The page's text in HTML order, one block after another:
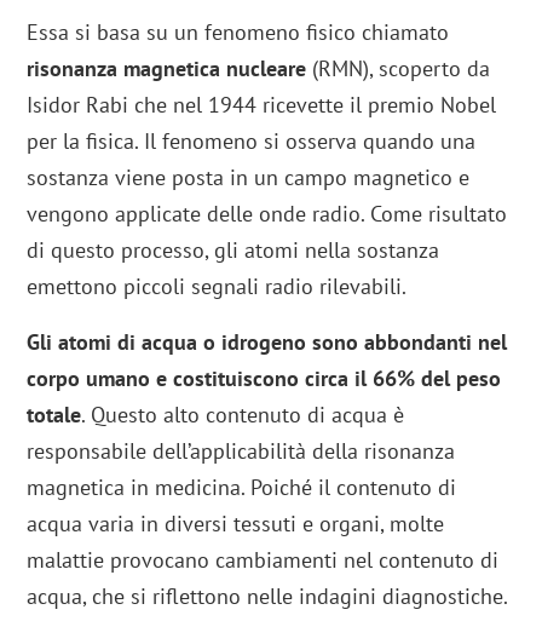
Essa si basa su un fenomeno fisico chiamato
risonanza magnetica nucleare (RMN), scoperto da
Isidor Rabi che nel 1944 ricevette il premio Nobel
per la fisica. Il fenomeno si osserva quando una
sostanza viene posta in un campo magnetico e
vengono applicate delle onde radio. Come risultato
di questo processo, gli atomi nella sostanza
emettono piccoli segnali radio rilevabili.
Gli atomi di acqua o idrogeno sono abbondanti nel
corpo umano e costituiscono circa il 66% del peso
totale. Questo alto contenuto di acqua è
responsabile dell’applicabilità della risonanza
magnetica in medicina. Poiché il contenuto di
acqua varia in diversi tessuti e organi, molte
malattie provocano cambiamenti nel contenuto di
acqua, che si riflettono nelle indagini diagnostiche.